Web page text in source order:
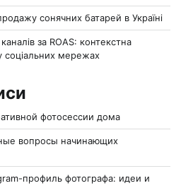
сонячних батарей в Україні
за ROAS: контекстна
соціальних мережах
фотосессии дома
вопросы начинающих
профиль фотографа: идеи и